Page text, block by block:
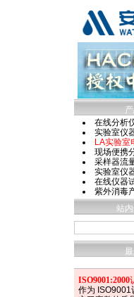
在线分析
实验室仪
LA实验室
现场便携
采样器流
实验室仪
在线仪器
紫外消毒
站
ISO9001:2000
作为 ISO9001